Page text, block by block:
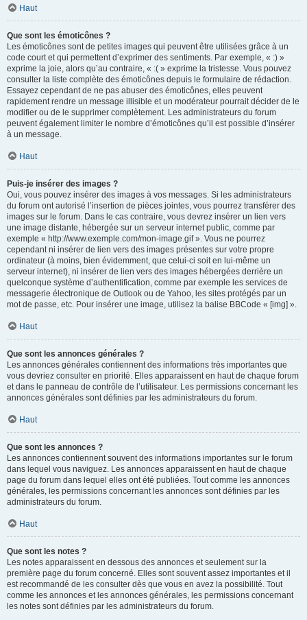
Haut
Que sont les émoticônes ?
Les émoticônes sont de petites images qui peuvent être utilisées grâce à un
code court et qui permettent d’exprimer des sentiments. Par exemple, « :) »
exprime la joie, alors qu’au contraire, « :( » exprime la tristesse. Vous pouvez
consulter la liste complète des émoticônes depuis le formulaire de rédaction.
Essayez cependant de ne pas abuser des émoticônes, elles peuvent
rapidement rendre un message illisible et un modérateur pourrait décider de le
modifier ou de le supprimer complètement. Les administrateurs du forum
peuvent également limiter le nombre d’émoticônes qu’il est possible d’insérer
à un message.
Haut
Puis-je insérer des images ?
Oui, vous pouvez insérer des images à vos messages. Si les administrateurs
du forum ont autorisé l’insertion de pièces jointes, vous pourrez transférer des
images sur le forum. Dans le cas contraire, vous devrez insérer un lien vers
une image distante, hébergée sur un serveur internet public, comme par
exemple « http://www.exemple.com/mon-image.gif ». Vous ne pourrez
cependant ni insérer de lien vers des images présentes sur votre propre
ordinateur (à moins, bien évidemment, que celui-ci soit en lui-même un
serveur internet), ni insérer de lien vers des images hébergées derrière un
quelconque système d’authentification, comme par exemple les services de
messagerie électronique de Outlook ou de Yahoo, les sites protégés par un
mot de passe, etc. Pour insérer une image, utilisez la balise BBCode « [img] ».
Haut
Que sont les annonces générales ?
Les annonces générales contiennent des informations très importantes que
vous devriez consulter en priorité. Elles apparaissent en haut de chaque forum
et dans le panneau de contrôle de l’utilisateur. Les permissions concernant les
annonces générales sont définies par les administrateurs du forum.
Haut
Que sont les annonces ?
Les annonces contiennent souvent des informations importantes sur le forum
dans lequel vous naviguez. Les annonces apparaissent en haut de chaque
page du forum dans lequel elles ont été publiées. Tout comme les annonces
générales, les permissions concernant les annonces sont définies par les
administrateurs du forum.
Haut
Que sont les notes ?
Les notes apparaissent en dessous des annonces et seulement sur la
première page du forum concerné. Elles sont souvent assez importantes et il
est recommandé de les consulter dès que vous en avez la possibilité. Tout
comme les annonces et les annonces générales, les permissions concernant
les notes sont définies par les administrateurs du forum.